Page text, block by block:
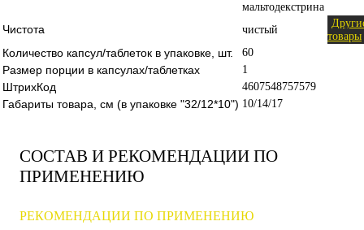
мальтодекстрина
Чистота чистый
товары
Количество капсул/таблеток в упаковке, шт. 60
Размер порции в капсулах/таблетках 1
ШтрихКод 4607548757579
Габариты товара, см (в упаковке "32/12*10") 10/14/17
СОСТАВ И РЕКОМЕНДАЦИИ ПО
ПРИМЕНЕНИЮ
РЕКОМЕНДАЦИИ ПО ПРИМЕНЕНИЮ